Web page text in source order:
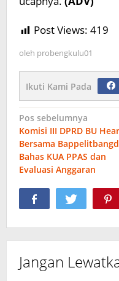
Post Views: 419
oleh probengkulu01
Ikuti Kami Pada
Navigasi
pos
Pos sebelumnya
Komisi III DPRD BU
Bersama
Bahas KUA PPAS dan
Evaluasi Anggaran
Jangan